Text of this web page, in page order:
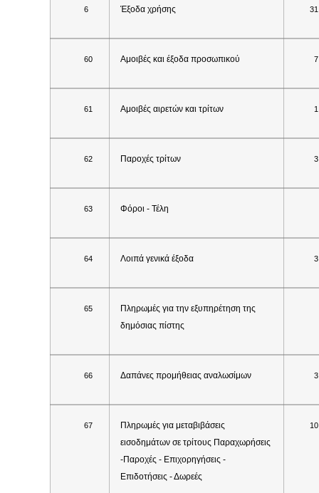
6 Έξοδα χρήσης
60 Αμοιβές και έξοδα προσωπικού
61 Αμοιβές αιρετών και τρίτων
62 Παροχές τρίτων
63 Φόροι - Τέλη
64 Λοιπά γενικά έξοδα
65
Πληρωμές για την εξυπηρέτηση της
δημόσιας πίστης
66 Δαπάνες προμήθειας αναλωσίμων
67
Πληρωμές για μεταβιβάσεις
εισοδημάτων σε τρίτους Παραχωρήσεις
-Παροχές - Επιχορηγήσεις -
Επιδοτήσεις - Δωρεές